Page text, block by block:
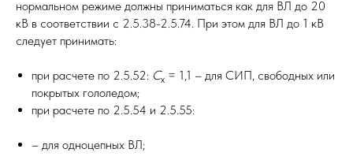
нормальном режиме должны приниматься как для ВЛ до 20
кВ в соответствии с 2.5.38-2.5.74. При этом для ВЛ до 1 кВ
следует принимать:
при расчете по 2.5.52: Cx = 1,1 – для СИП, свободных или
покрытых гололедом;
при расчете по 2.5.54 и 2.5.55:
– для одноцепных ВЛ;